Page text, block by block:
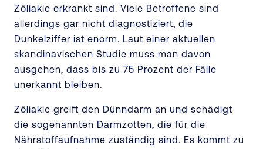
Zöliakie erkrankt sind. Viele Betroffene sind
allerdings gar nicht diagnostiziert, die
Dunkelziffer ist enorm. Laut einer aktuellen
skandinavischen Studie muss man davon
ausgehen, dass bis zu 75 Prozent der Fälle
unerkannt bleiben.
Zöliakie greift den Dünndarm an und schädigt
die sogenannten Darmzotten, die für die
Nährstoffaufnahme zuständig sind. Es kommt zu